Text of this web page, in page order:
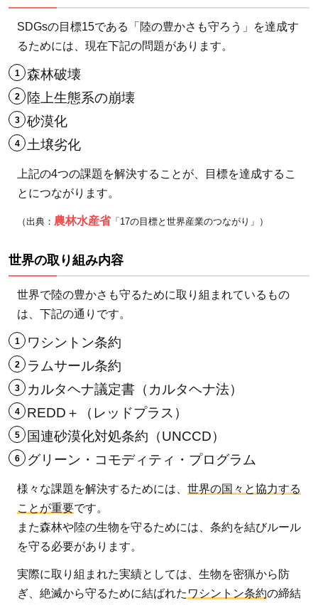
SDGsの目標15である「陸の豊かさも守ろう」を達成す
るためには、現在下記の問題があります。
森林破壊
陸上生態系の崩壊
砂漠化
土壌劣化
上記の4つの課題を解決することが、目標を達成するこ
とにつながります。
（出典： 農林水産省「17の目標と世界産業のつながり」）
世界の取り組み内容
世界で陸の豊かさも守るために取り組まれているもの
は、下記の通りです。
ワシントン条約
ラムサール条約
カルタヘナ議定書（カルタヘナ法）
REDD＋（レッドプラス）
国連砂漠化対処条約（UNCCD）
グリーン・コモディティ・プログラム
様々な課題を解決するためには、 世界の国々と協力する
ことが重要です。
また森林や陸の生物を守るためには、条約を結びルール
を守る必要があります。
実際に取り組まれた実績としては、生物を密猟から防
ぎ、絶滅から守るために結ばれた ワシントン条約の締結